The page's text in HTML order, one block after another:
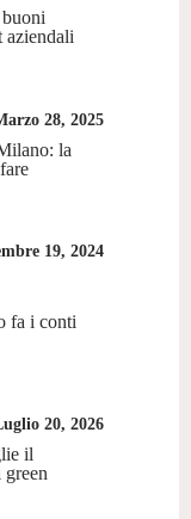
aziendali
28, 2025
la
19, 2024
fa i conti
20, 2026
il